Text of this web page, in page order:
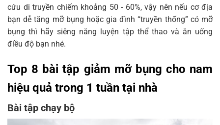
cứu di truyền chiếm khoảng 50 - 60%, vậy nên nếu cơ địa
bạn dễ tăng mỡ bụng hoặc gia đình “truyền thống” có mỡ
bụng thì hãy siêng năng luyện tập thể thao và ăn uống
điều độ bạn nhé.
Top 8 bài tập giảm mỡ bụng cho nam
hiệu quả trong 1 tuần tại nhà
Bài tập chạy bộ